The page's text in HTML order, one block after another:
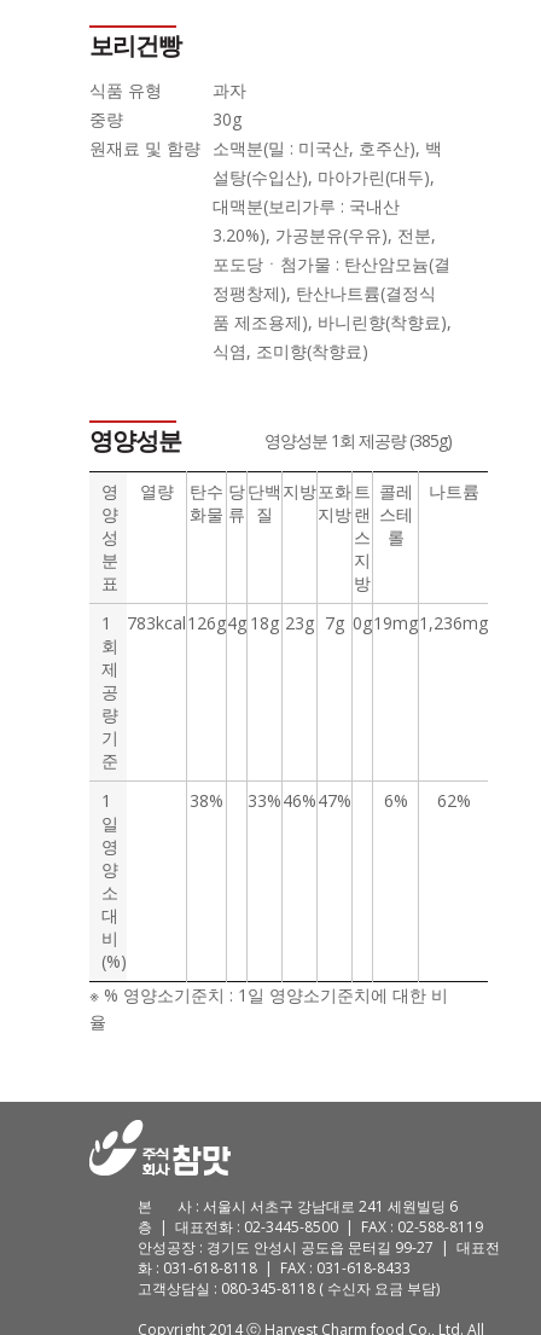
보리건빵
식품 유형
과자
중량
30g
원재료 및 함량 소맥분(밀 : 미국산, 호주산), 백
설탕(수입산), 마아가린(대두),
대맥분(보리가루 : 국내산
3.20%), 가공분유(우유), 전분,
포도당ㆍ첨가물 : 탄산암모늄(결
정팽창제), 탄산나트륨(결정식
품 제조용제), 바니린향(착향료),
식염, 조미향(착향료)
영양성분 영양성분 1회 제공량 (385g)
영
양
성
분
표
열량
탄수
화물
당
류
단백
질
지방포화
지방
트
랜
스
지
방
콜레
스테
롤
나트륨
1
회
제
공
량
기
준
783kcal126g4g 18g 23g 7g 0g19mg1,236mg
1
일
영
양
소
대
비
(%)
38% 33%46%47% 6% 62%
※ % 영양소기준치 : 1일 영양소기준치에 대한 비
율
본 사 : 서울시 서초구 강남대로 241 세원빌딩 6
층 | 대표전화 : 02-3445-8500 | FAX : 02-588-8119
안성공장 : 경기도 안성시 공도읍 문터길 99-27 | 대표전
화 : 031-618-8118 | FAX : 031-618-8433
고객상담실 : 080-345-8118 ( 수신자 요금 부담)
Copyright 2014 ⓒ Harvest Charm food Co., Ltd. All